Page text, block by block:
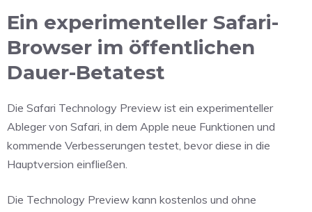
Ein experimenteller Safari-
Browser im öffentlichen
Dauer-Betatest
Die Safari Technology Preview ist ein experimenteller
Ableger von Safari, in dem Apple neue Funktionen und
kommende Verbesserungen testet, bevor diese in die
Hauptversion einfließen.
Die Technology Preview kann kostenlos und ohne